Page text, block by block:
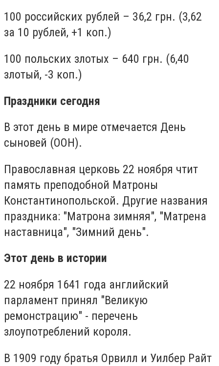
100 российских рублей – 36,2 грн. (3,62
за 10 рублей, +1 коп.)
100 польских злотых – 640 грн. (6,40
злотый, -3 коп.)
Праздники сегодня
В этот день в мире отмечается День
сыновей (ООН).
Православная церковь 22 ноября чтит
память преподобной Матроны
Константинопольской. Другие названия
праздника: "Матрона зимняя", "Матрена
наставница", "Зимний день".
Этот день в истории
22 ноября 1641 года английский
парламент принял "Великую
ремонстрацию" - перечень
злоупотреблений короля.
В 1909 году братья Орвилл и Уилбер Райт